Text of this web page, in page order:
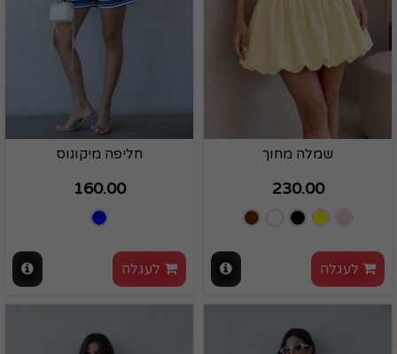
שמלה מחוך
230.00
לעגלה
חליפה מיקונוס
160.00
לעגלה